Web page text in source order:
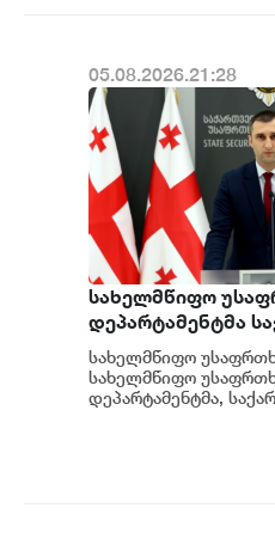
05.08.2026.21:28
სახელმწიფო
დეპარტამენტმა
სახელმწიფო
საზიანოდ
გამოძიება დაიწყო
სახელმწიფო
სახელმწიფო
დეპარტამენტმა,